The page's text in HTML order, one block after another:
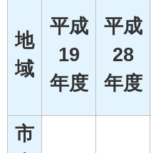
地
域
平成
19
年度
平成
28
年度
市